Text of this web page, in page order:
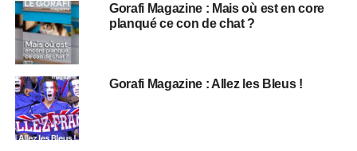
Gorafi Magazine : Mais où est en core
planqué ce con de chat ?
Gorafi Magazine : Allez les Bleus !